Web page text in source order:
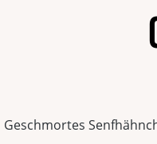
Geschmortes